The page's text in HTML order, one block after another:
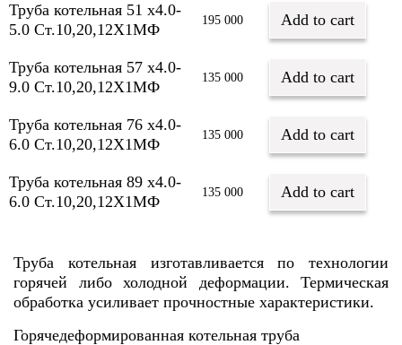
Труба котельная 51 х4.0-
5.0 Ст.10,20,12Х1МФ
195 000 Add to cart
Труба котельная 57 х4.0-
9.0 Ст.10,20,12Х1МФ
135 000 Add to cart
Труба котельная 76 х4.0-
6.0 Ст.10,20,12Х1МФ
135 000 Add to cart
Труба котельная 89 х4.0-
6.0 Ст.10,20,12Х1МФ
135 000 Add to cart
Труба котельная изготавливается по технологии
горячей либо холодной деформации. Термическая
обработка усиливает прочностные характеристики.
Горячедеформированная котельная труба